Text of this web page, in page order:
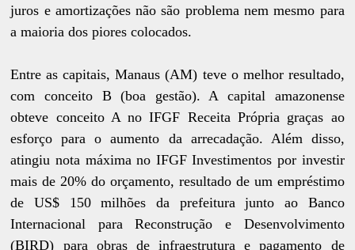
juros e amortizações não são problema nem mesmo para
a maioria dos piores colocados.
Entre as capitais, Manaus (AM) teve o melhor resultado,
com conceito B (boa gestão). A capital amazonense
obteve conceito A no IFGF Receita Própria graças ao
esforço para o aumento da arrecadação. Além disso,
atingiu nota máxima no IFGF Investimentos por investir
mais de 20% do orçamento, resultado de um empréstimo
de US$ 150 milhões da prefeitura junto ao Banco
Internacional para Reconstrução e Desenvolvimento
(BIRD) para obras de infraestrutura e pagamento de